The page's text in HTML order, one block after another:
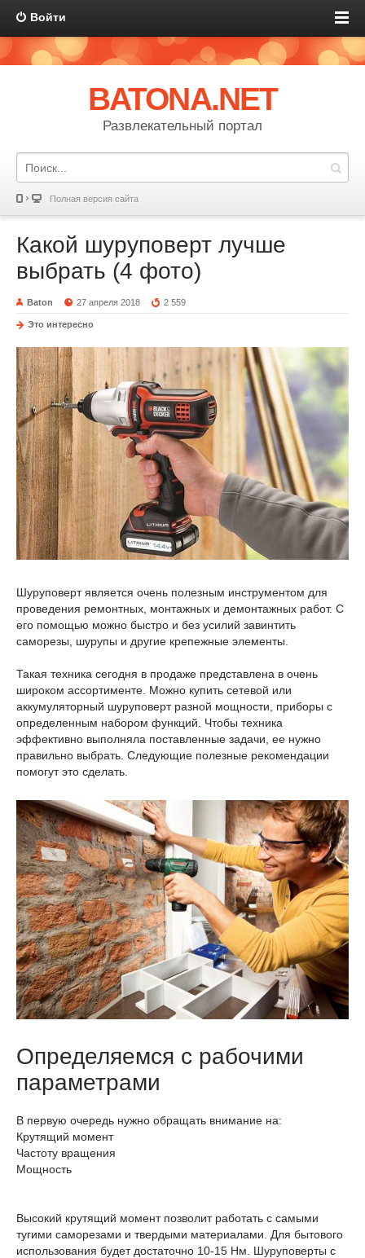
Войти
BATONA.NET
Развлекательный портал
Полная версия сайта
Какой шуруповерт лучше
выбрать (4 фото)
Baton 27 апреля 2018 2 559
Это интересно
Шуруповерт является очень полезным инструментом для
проведения ремонтных, монтажных и демонтажных работ. С
его помощью можно быстро и без усилий завинтить
саморезы, шурупы и другие крепежные элементы.
Такая техника сегодня в продаже представлена в очень
широком ассортименте. Можно купить сетевой или
аккумуляторный шуруповерт разной мощности, приборы с
определенным набором функций. Чтобы техника
эффективно выполняла поставленные задачи, ее нужно
правильно выбрать. Следующие полезные рекомендации
помогут это сделать.
Определяемся с рабочими
параметрами
В первую очередь нужно обращать внимание на:
Крутящий момент
Частоту вращения
Мощность
Высокий крутящий момент позволит работать с самыми
тугими саморезами и твердыми материалами. Для бытового
использования будет достаточно 10-15 Нм. Шуруповерты с